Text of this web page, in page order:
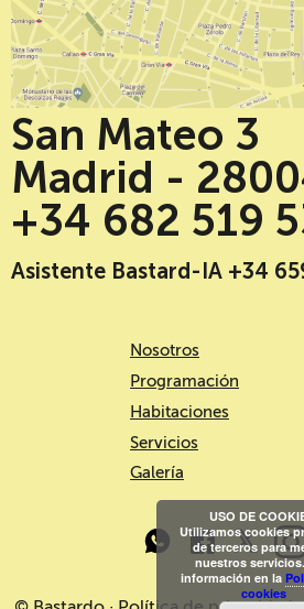
San Mateo 3
Madrid -
+34 682 519
Asistente Bastard-IA +34
Nosotros
Programación
Habitaciones
Servicios
Galería
USO DE
Utilizamos cookies
de terceros para
nuestros
información en la
cookies